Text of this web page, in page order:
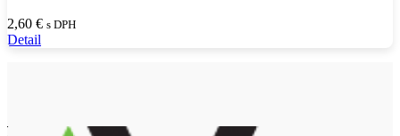
2,60 € s DPH
Detail